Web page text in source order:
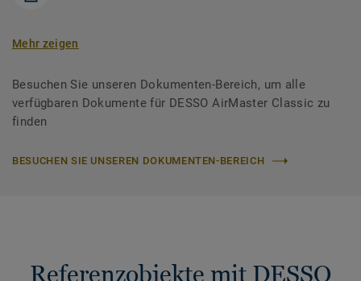
Mehr zeigen
Besuchen Sie unseren Dokumenten-Bereich, um alle
verfügbaren Dokumente für DESSO AirMaster Classic zu
finden
BESUCHEN SIE UNSEREN DOKUMENTEN-BEREICH
Referenzobjekte mit DESSO